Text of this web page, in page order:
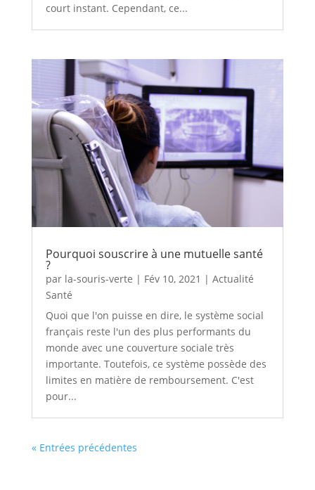
court instant. Cependant, ce...
Pourquoi souscrire à une mutuelle santé
?
par la-souris-verte | Fév 10, 2021 | Actualité
Santé
Quoi que l'on puisse en dire, le système social
français reste l'un des plus performants du
monde avec une couverture sociale très
importante. Toutefois, ce système possède des
limites en matière de remboursement. C'est
pour...
« Entrées précédentes